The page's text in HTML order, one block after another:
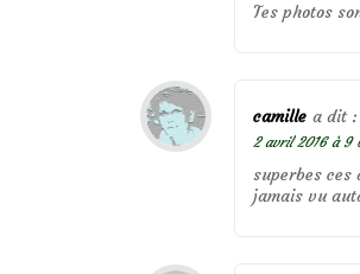
Tes photos
camille a dit :
2 avril 2016 à 9
superbes ces
jamais vu